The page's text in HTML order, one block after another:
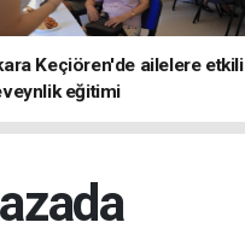
Keçiören'de ailelere etkili
eğitimi